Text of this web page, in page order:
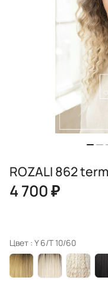
ROZALI 862
4 700 ₽
Цвет : Y 6/T 10/60